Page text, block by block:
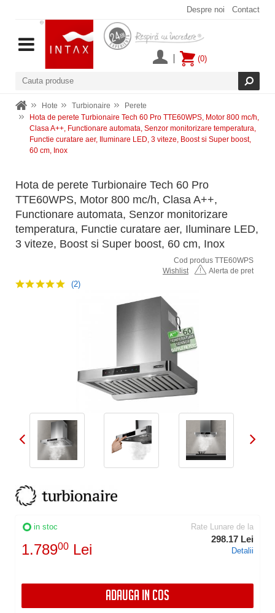
Despre noi Contact
(0)
Hote Turbionaire
Perete
Hota de perete Turbionaire Tech 60 Pro TTE60WPS, Motor 800 mc/h,
Clasa A++, Functionare automata, Senzor monitorizare temperatura,
Functie curatare aer, Iluminare LED, 3 viteze, Boost si Super boost,
60 cm, Inox
Hota de perete Turbionaire Tech 60 Pro
TTE60WPS, Motor 800 mc/h, Clasa A++,
Functionare automata, Senzor monitorizare
temperatura, Functie curatare aer, Iluminare LED,
3 viteze, Boost si Super boost, 60 cm, Inox
Cod produs TTE60WPS
Wishlist
Alerta de pret
(2)
in stoc
1.78900 Lei
Rate Lunare de la
298.17 Lei
Detalii
ADAUGA IN COS